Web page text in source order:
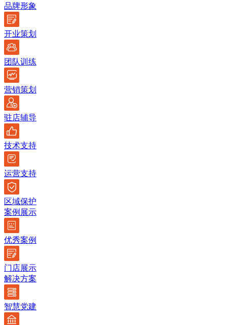
品牌形象
开业策划
团队训练
营销策划
驻店辅导
技术支持
运营支持
区域保护
案例展示
优秀案例
门店展示
解决方案
智慧党建